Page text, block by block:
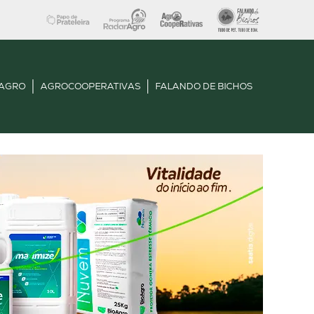
AGROCOOPERATIVAS FALANDO DE BICHOS